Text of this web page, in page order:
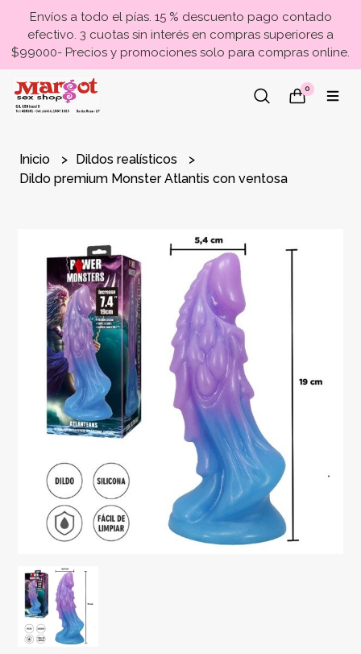
Envíos a todo el pías. 15 % descuento pago contado
efectivo. 3 cuotas sin interés en compras superiores a
$99000- Precios y promociones solo para compras online.
0
Inicio
Dildos realísticos
Dildo premium Monster Atlantis con ventosa